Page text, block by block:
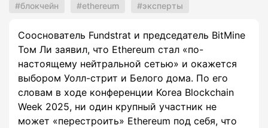
блокчейн ethereum эксперты
Сооснователь Fundstrat и председатель BitMine
Том Ли заявил, что Ethereum стал «по-
настоящему нейтральной сетью» и окажется
выбором Уолл-стрит и Белого дома. По его
словам в ходе конференции Korea Blockchain
Week 2025, ни один крупный участник не
может «перестроить» Ethereum под себя, что